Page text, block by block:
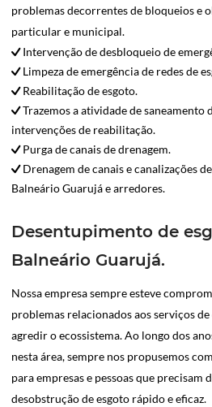
problemas decorrentes de bloqueios e
particular e municipal.
Intervenção de desbloqueio de
Limpeza de emergência de redes de
Reabilitação de esgoto.
Trazemos a atividade de saneamento
intervenções de reabilitação.
Purga de canais de drenagem.
Drenagem de canais e canalizações
Balneário Guarujá e arredores.
Desentupimento de
Balneário Guarujá.
Nossa empresa sempre esteve
problemas relacionados aos serviços
agredir o ecossistema. Ao longo dos
nesta área, sempre nos propusemos
para empresas e pessoas que precisam
desobstrução de esgoto rápido e eficaz.